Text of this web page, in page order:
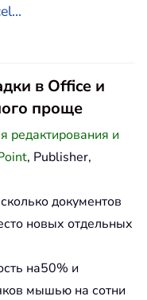
в Office и
проще
редактирования и
, Publisher,
документов
новых отдельных
на50% и
мышью на сотни